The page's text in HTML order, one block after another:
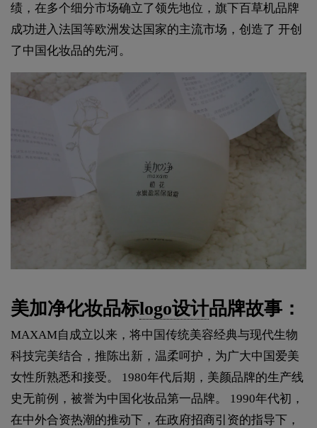
绩，在多个细分市场确立了领先地位，旗下百草机品牌
成功进入法国等欧洲发达国家的主流市场，创造了 开创
了中国化妆品的先河。
美加净化妆品标logo设计品牌故事：
MAXAM自成立以来，将中国传统美容经典与现代生物
科技完美结合，推陈出新，温柔呵护，为广大中国爱美
女性所熟悉和接受。 1980年代后期，美颜品牌的生产线
史无前例，被誉为中国化妆品第一品牌。 1990年代初，
在中外合资热潮的推动下，在政府招商引资的指导下，